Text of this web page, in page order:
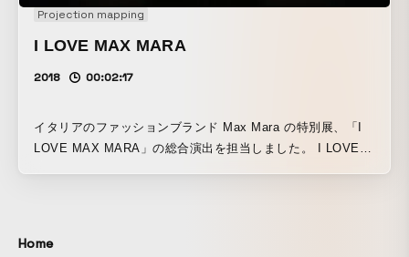
Projection mapping
I LOVE MAX MARA
2018 00:02:17
イタリアのファッションブランド Max Mara の特別展、「I
LOVE MAX MARA」の総合演出を担当しました。 I LOVE
Home